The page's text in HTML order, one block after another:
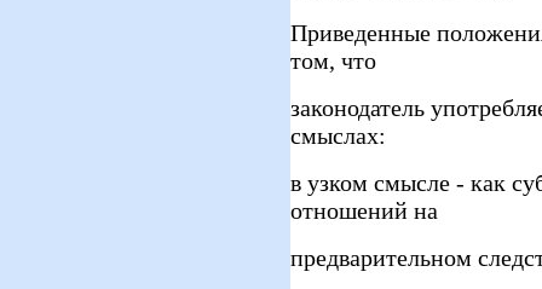
Приведенные
том, что
законодатель
смыслах:
в узком смысле - как
отношений на
предварительном